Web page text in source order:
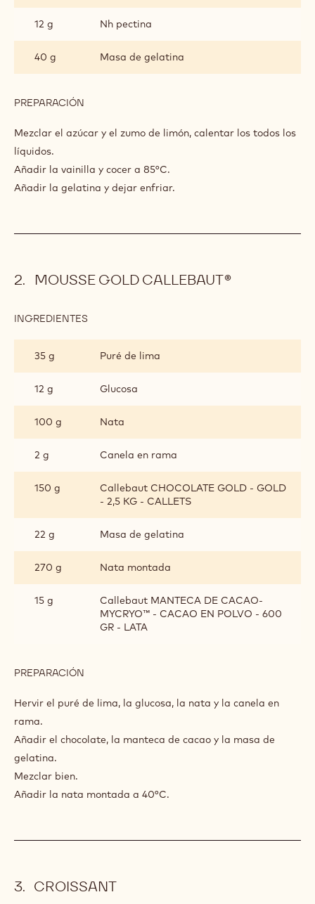
12 g Nh pectina
40 g Masa de gelatina
PREPARACIÓN
MANZANA
Mezclar el azúcar y el zumo de limón, calentar los todos los
líquidos.
Añadir la vainilla y cocer a 85°C.
Añadir la gelatina y dejar enfriar.
MOUSSE GOLD CALLEBAUT®
INGREDIENTES
CALLEBAUT®
35 g Puré de lima
12 g Glucosa
100 g Nata
2 g Canela en rama
150 g
Callebaut CHOCOLATE GOLD - GOLD
- 2,5 KG - CALLETS
22 g Masa de gelatina
270 g Nata montada
15 g
Callebaut MANTECA DE CACAO-
MYCRYO™ - CACAO EN POLVO - 600
GR - LATA
PREPARACIÓN
GOLD
CALLEBAUT®
Hervir el puré de lima, la glucosa, la nata y la canela en
rama.
Añadir el chocolate, la manteca de cacao y la masa de
gelatina.
Mezclar bien.
Añadir la nata montada a 40°C.
CROISSANT